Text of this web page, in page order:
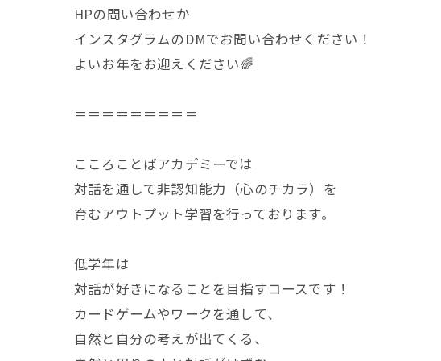
HPの問い合わせか
インスタグラムのDMでお問い合わせください！
よいお年をお迎えください🌈
＝＝＝＝＝＝＝＝＝
こころことばアカデミーでは
対話を通して非認知能力（心のチカラ）を
育むアウトプット学習を行っております。
低学年は
対話が好きになることを目指すコースです！
カードゲームやワークを通して、
自然と自分の考えが出てくる、